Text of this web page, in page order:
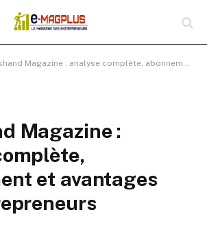
Magazine : analyse complète, abonnement et avantages pour entrepreneurs
Magazine :
et avantages